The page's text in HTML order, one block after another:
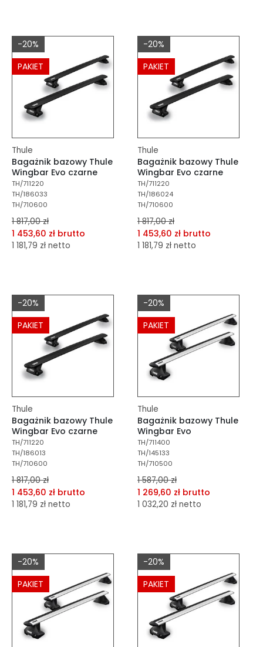
Do koszyka
Do koszyka
-20%
PAKIET
Thule
Bagażnik bazowy Thule
Wingbar Evo czarne
TH/711220
TH/186033
TH/710600
1 817,00 zł
1 453,60 zł brutto
1 181,79 zł netto
Do koszyka
-20%
PAKIET
Thule
Bagażnik bazowy Thule
Wingbar Evo czarne
TH/711220
TH/186024
TH/710600
1 817,00 zł
1 453,60 zł brutto
1 181,79 zł netto
Do koszyka
-20%
PAKIET
Thule
Bagażnik bazowy Thule
Wingbar Evo czarne
TH/711220
TH/186013
TH/710600
1 817,00 zł
1 453,60 zł brutto
1 181,79 zł netto
Do koszyka
-20%
PAKIET
Thule
Bagażnik bazowy Thule
Wingbar Evo
TH/711400
TH/145133
TH/710500
1 587,00 zł
1 269,60 zł brutto
1 032,20 zł netto
Do koszyka
-20%
PAKIET
-20%
PAKIET